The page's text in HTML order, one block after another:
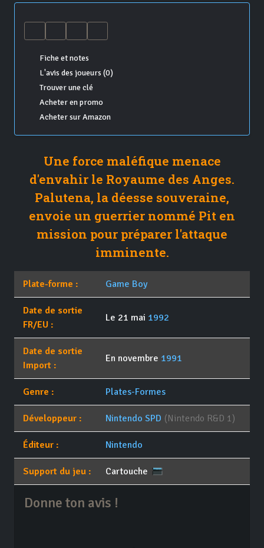
Fiche et notes
L'avis des joueurs (0)
Trouver une clé
Acheter en promo
Acheter sur Amazon
Une force maléfique menace
d'envahir le Royaume des Anges.
Palutena, la déesse souveraine,
envoie un guerrier nommé Pit en
mission pour préparer l'attaque
imminente.
Plate-forme : Game Boy
Date de sortie
FR/EU :
Le 21 mai 1992
Date de sortie
Import :
En novembre 1991
Genre : Plates-Formes
Développeur : Nintendo SPD (Nintendo R&D 1)
Éditeur : Nintendo
Support du jeu : Cartouche
Donne ton avis !